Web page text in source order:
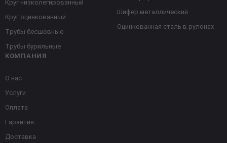
КОМПАНИЯ
О нас
Услуги
Оплата
Гарантия
Доставка
Круг низколегированный
Круг оцинкованный
Трубы бесшовные
Трубы бурильные
Шифер металлический
Оцинкованная сталь в рулонах